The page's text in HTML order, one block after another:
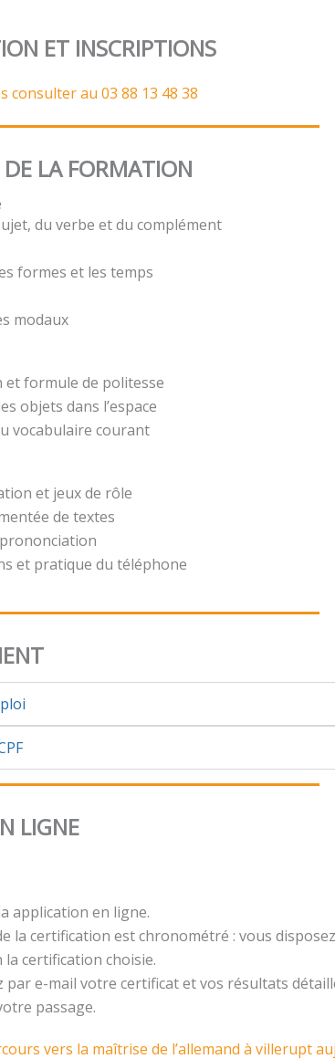
ET INSCRIPTIONS
au 03 88 13 48 38
LA FORMATION
du verbe et du complément
formes et les temps
modaux
et formule de politesse
objets dans l’espace
vocabulaire courant
et jeux de rôle
de textes
et pratique du téléphone
LIGNE
application en ligne.
la certification est chronométré : vous
la certification choisie.
par e-mail votre certificat et vos résultats
passage.
vers la maîtrise de l’allemand à villerupt